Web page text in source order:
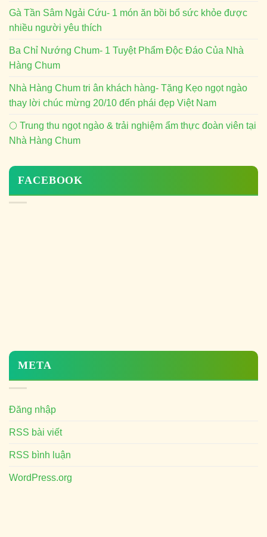
Gà Tần Sâm Ngải Cứu- 1 món ăn bồi bổ sức khỏe được
nhiều người yêu thích
Ba Chỉ Nướng Chum- 1 Tuyệt Phẩm Độc Đáo Của Nhà
Hàng Chum
Nhà Hàng Chum tri ân khách hàng- Tặng Kẹo ngọt ngào
thay lời chúc mừng 20/10 đến phái đẹp Việt Nam
🌕 Trung thu ngọt ngào & trải nghiệm ẩm thực đoàn viên tại
Nhà Hàng Chum
FACEBOOK
META
Đăng nhập
RSS bài viết
RSS bình luận
WordPress.org